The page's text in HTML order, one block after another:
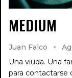
MEDIUM
Juan Falco
Una viuda. Una
para contactarse